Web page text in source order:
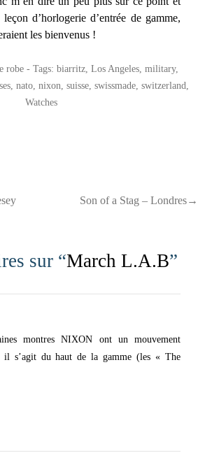
d’horlogerie d’entrée de gamme,
les bienvenus !
robe - Tags: biarritz Los Angeles military,
, nato, nixon suisse, swissmade, switzerland
Watches
Son of a Stag – Londres→
sur “March L.A.B”
montres NIXON ont un mouvement
il s’agit du haut de la gamme (les « The